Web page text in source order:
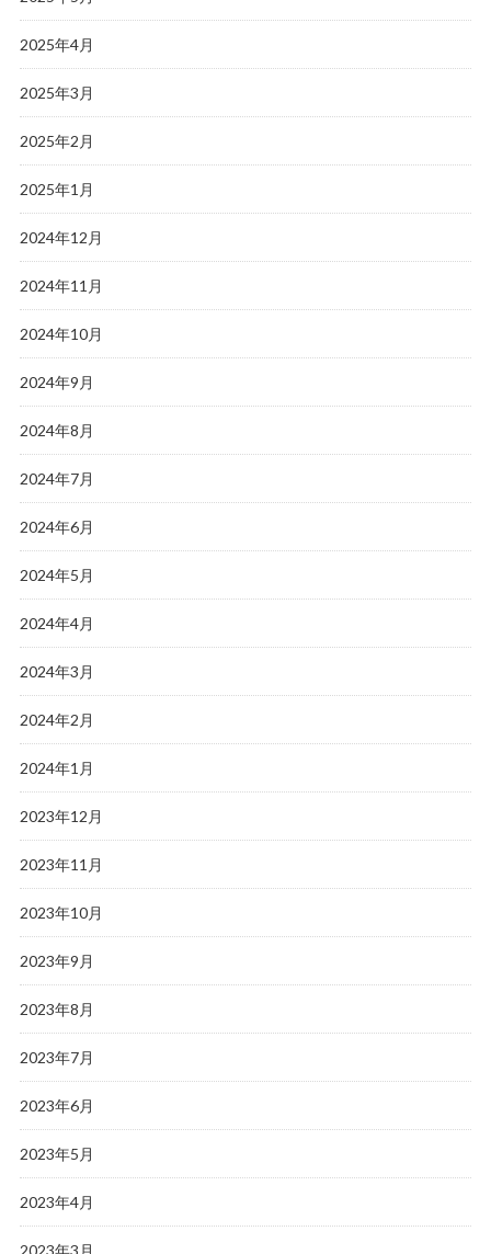
2025年4月
2025年3月
2025年2月
2025年1月
2024年12月
2024年11月
2024年10月
2024年9月
2024年8月
2024年7月
2024年6月
2024年5月
2024年4月
2024年3月
2024年2月
2024年1月
2023年12月
2023年11月
2023年10月
2023年9月
2023年8月
2023年7月
2023年6月
2023年5月
2023年4月
2023年3月